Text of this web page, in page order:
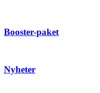
Booster-paket
Nyheter